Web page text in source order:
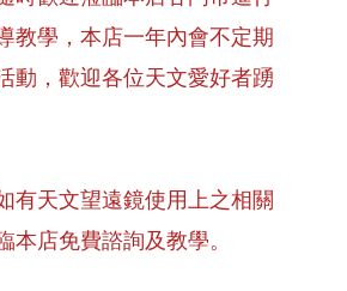
教學，本店一年內會不定期
動，歡迎各位天文愛好者踴
有天文望遠鏡使用上之相關
本店免費諮詢及教學。